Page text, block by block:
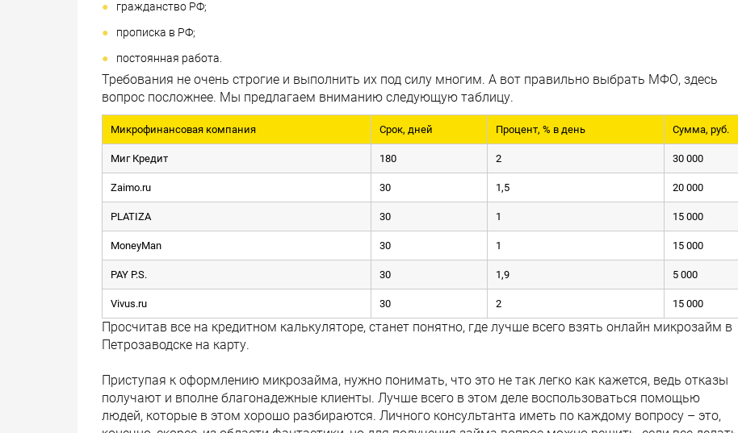
гражданство РФ;
прописка в РФ;
постоянная работа.
Требования не очень строгие и выполнить их под силу многим. А вот правильно выбрать МФО, здесь
вопрос посложнее. Мы предлагаем вниманию следующую таблицу.
Микрофинансовая компания Срок, дней Процент, % в день Сумма, руб.
Миг Кредит 180 2 30 000
Zaimo.ru 30 1,5 20 000
PLATIZA 30 1 15 000
MoneyMan 30 1 15 000
PAY P.S. 30 1,9 5 000
Vivus.ru 30 2 15 000
Просчитав все на кредитном калькуляторе, станет понятно, где лучше всего взять онлайн микрозайм в
Петрозаводске на карту.
Приступая к оформлению микрозайма, нужно понимать, что это не так легко как кажется, ведь отказы
получают и вполне благонадежные клиенты. Лучше всего в этом деле воспользоваться помощью
людей, которые в этом хорошо разбираются. Личного консультанта иметь по каждому вопросу – это,